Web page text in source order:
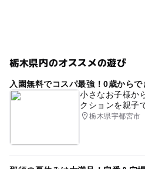
栃木県内のオススメの遊び
入園無料でコスパ最強！0歳から
小さなお子様か
クションを親子
栃木県宇都宮市